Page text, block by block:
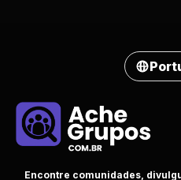
Encontre comunidades,